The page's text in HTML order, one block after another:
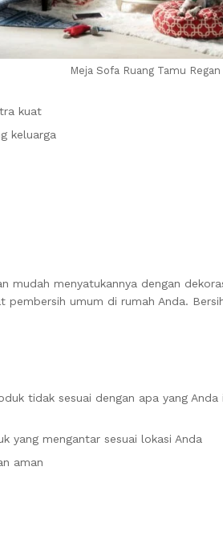
Meja Sofa Ruang Tamu Regan
kuat
keluarga
mudah menyatukannya dengan
umum di rumah Anda.
tidak sesuai dengan apa yang Anda
yang mengantar sesuai lokasi Anda
aman